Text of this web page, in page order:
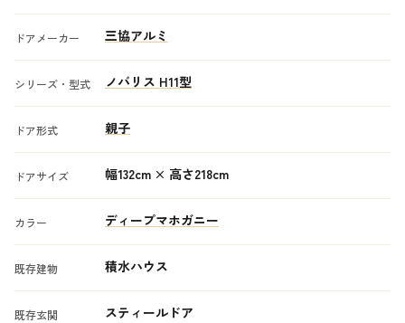
ドアメーカー 三協アルミ
シリーズ・型式 ノバリス H11型
ドア形式 親子
ドアサイズ 幅132cm × 高さ218cm
カラー ディープマホガニー
既存建物 積水ハウス
既存玄関 スティールドア